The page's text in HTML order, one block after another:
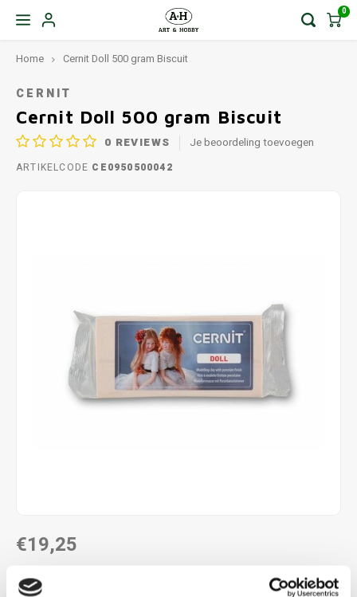
0
Home Cernit Doll 500 gram Biscuit
CERNIT
Cernit Doll 500 gram Biscuit
0 REVIEWS Je beoordeling toevoegen
ARTIKELCODE CE0950500042
€19,25
DIRECT LEVERBAAR